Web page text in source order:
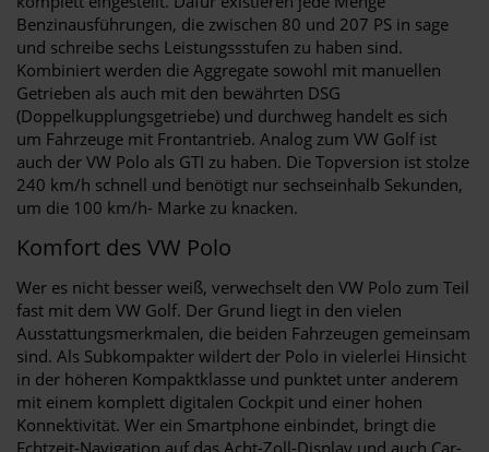
Benzinausführungen, die zwischen 80 und 207 PS in sage
und schreibe sechs Leistungssstufen zu haben sind.
Kombiniert werden die Aggregate sowohl mit manuellen
Getrieben als auch mit den bewährten DSG
(Doppelkupplungsgetriebe) und durchweg handelt es sich
um Fahrzeuge mit Frontantrieb. Analog zum VW Golf ist
auch der VW Polo als GTI zu haben. Die Topversion ist stolze
240 km/h schnell und benötigt nur sechseinhalb Sekunden,
um die 100 km/h- Marke zu knacken.
Komfort des VW Polo
Wer es nicht besser weiß, verwechselt den VW Polo zum Teil
fast mit dem VW Golf. Der Grund liegt in den vielen
Ausstattungsmerkmalen, die beiden Fahrzeugen gemeinsam
sind. Als Subkompakter wildert der Polo in vielerlei Hinsicht
in der höheren Kompaktklasse und punktet unter anderem
mit einem komplett digitalen Cockpit und einer hohen
Konnektivität. Wer ein Smartphone einbindet, bringt die
Echtzeit-Navigation auf das Acht-Zoll-Display und auch Car-